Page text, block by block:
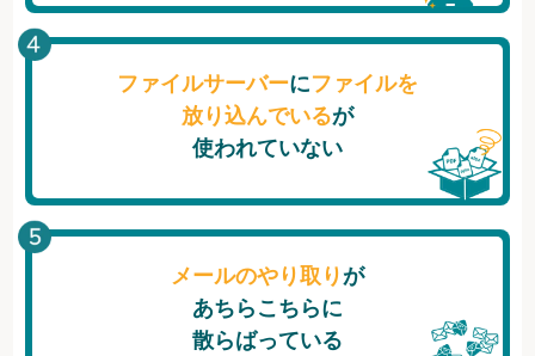
ファイルサーバーにファイルを
放り込んでいるが
使われていない
メールのやり取り が
あちらこちらに
散らばっている